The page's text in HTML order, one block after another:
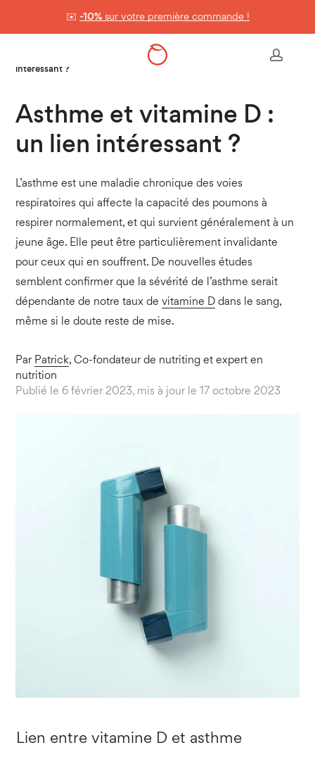
content
✉️ -10%sur votre première commande !
Panier
Nos conseils & astuces
Asthme et vitamine D : un lien
intéressant ?
Asthme et vitamine D :
un lien intéressant ?
L’asthme est une maladie chronique des voies
respiratoires qui affecte la capacité des poumons à
respirer normalement, et qui survient généralement à un
jeune âge. Elle peut être particulièrement invalidante
pour ceux qui en souffrent. De nouvelles études
semblent confirmer que la sévérité de l’asthme serait
dépendante de notre taux devitamine D dans le sang,
même si le doute reste de mise.
Par Patrick, Co-fondateur de nutriting et expert en
nutrition
Publié le 6 février 2023, mis à jour le 17 octobre 2023
Lien entre vitamine D et asthme